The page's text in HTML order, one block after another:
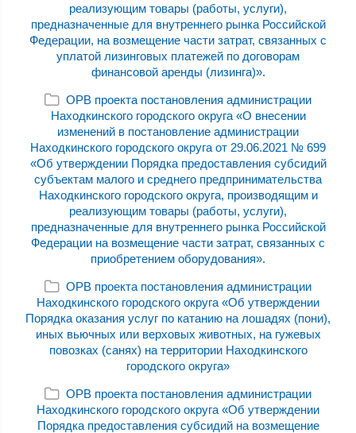
реализующим товары (работы, услуги),
предназначенные для внутреннего рынка Российской
Федерации, на возмещение части затрат, связанных с
уплатой лизинговых платежей по договорам
финансовой аренды (лизинга)».
ОРВ проекта постановления администрации
Находкинского городского округа «О внесении
изменений в постановление администрации
Находкинского городского округа от 29.06.2021 № 699
«Об утверждении Порядка предоставления субсидий
субъектам малого и среднего предпринимательства
Находкинского городского округа, производящим и
реализующим товары (работы, услуги),
предназначенные для внутреннего рынка Российской
Федерации на возмещение части затрат, связанных с
приобретением оборудования».
ОРВ проекта постановления администрации
Находкинского городского округа «Об утверждении
Порядка оказания услуг по катанию на лошадях (пони),
иных вьючных или верховых животных, на гужевых
повозках (санях) на территории Находкинского
городского округа»
ОРВ проекта постановления администрации
Находкинского городского округа «Об утверждении
Порядка предоставления субсидий на возмещение